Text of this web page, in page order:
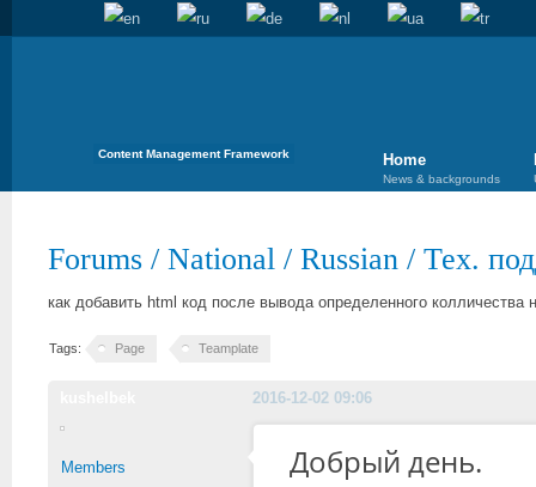
Content Management Framework Home
News & backgrounds
Forums / National / Russian / Тех.
как добавить html код после вывода определенного колличества
Tags: Page Teamplate
2016-12-02 09:06
Members
Добрый день.